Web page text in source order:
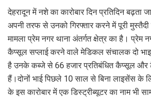
देहरादून में नशे का कारोबार दिन प्रतिदिन बढ़ता
अपनी तरफ से उनको गिरफ्तार करने में पूरी
मामला प्रेम नगर थाना अंतर्गत क्षेत्र का है।
कैप्सूल सप्लाई करने वाले मेडिकल संचालक दो
है उनके कब्जे से 66 हजार प्रतिबंधित कैप्सूल और
हैं।दोनों भाई पिछले 10 साल से बिना लाइसेंस के
के इस कारोबार में एक डिस्ट्रीब्यूटर का नाम भी